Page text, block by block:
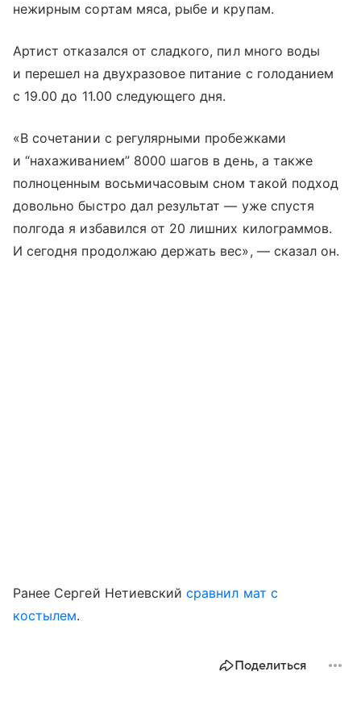
нежирным сортам мяса, рыбе и крупам.
Артист отказался от сладкого, пил много воды
и перешел на двухразовое питание с голоданием
с 19.00 до 11.00 следующего дня.
«В сочетании с регулярными пробежками
и “нахаживанием” 8000 шагов в день, а также
полноценным восьмичасовым сном такой подход
довольно быстро дал результат — уже спустя
полгода я избавился от 20 лишних килограммов.
И сегодня продолжаю держать вес», — сказал он.
Ранее Сергей Нетиевскийсравнил мат с
костылем.
Поделиться